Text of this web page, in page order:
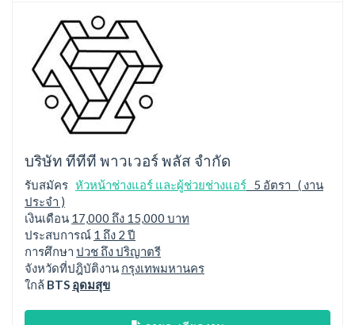
บริษัท ทีทีที พาวเวอร์ พลัส จำกัด
รับสมัคร หัวหน้าช่างแอร์ และผู้ช่วยช่างแอร์ 5 อัตรา ( งาน
ประจำ )
เงินเดือน 17,000 ถึง 15,000 บาท
ประสบการณ์ 1 ถึง 2 ปี
การศึกษา ปวช ถึง ปริญาตรี
จังหวัดที่ปฎิบัติงาน กรุงเทพมหานคร
ใกล้ BTS อุดมสุข